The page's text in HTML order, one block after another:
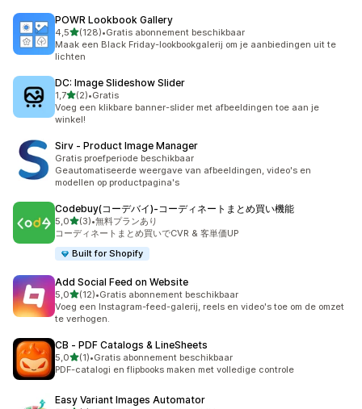
POWR Lookbook Gallery
4,5van 5 sterren
(128)
128 recensies in totaal
•Gratis abonnement beschikbaar
Maak een Black Friday-lookbookgalerij om je aanbiedingen uit te
lichten
DC: Image Slideshow Slider
1,7van 5 sterren
(2)
2 recensies in totaal
•Gratis
Voeg een klikbare banner-slider met afbeeldingen toe aan je
winkel!
Sirv ‑ Product Image Manager
Gratis proefperiode beschikbaar
Geautomatiseerde weergave van afbeeldingen, video's en
modellen op productpagina's
Codebuy(コーデバイ)‑コーディネートまとめ買い機能
5,0van 5 sterren
(3)
3 recensies in totaal
•無料プランあり
コーディネートまとめ買いでCVR & 客単価UP
Built for Shopify
Add Social Feed on Website
5,0van 5 sterren
(12)
12 recensies in totaal
•Gratis abonnement beschikbaar
Voeg een Instagram-feed-galerij, reels en video's toe om de omzet
te verhogen.
CB ‑ PDF Catalogs & LineSheets
5,0van 5 sterren
(1)
1 recensies in totaal
•Gratis abonnement beschikbaar
PDF-catalogi en flipbooks maken met volledige controle
Easy Variant Images Automator